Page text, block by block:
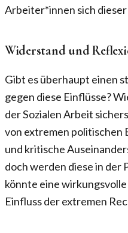
Arbeiter*innen sich
Widerstand und
Gibt es überhaupt einen
gegen diese Einflüsse?
der Sozialen Arbeit
von extremen politischen
und kritische
doch werden diese in der
könnte eine
Einfluss der extremen